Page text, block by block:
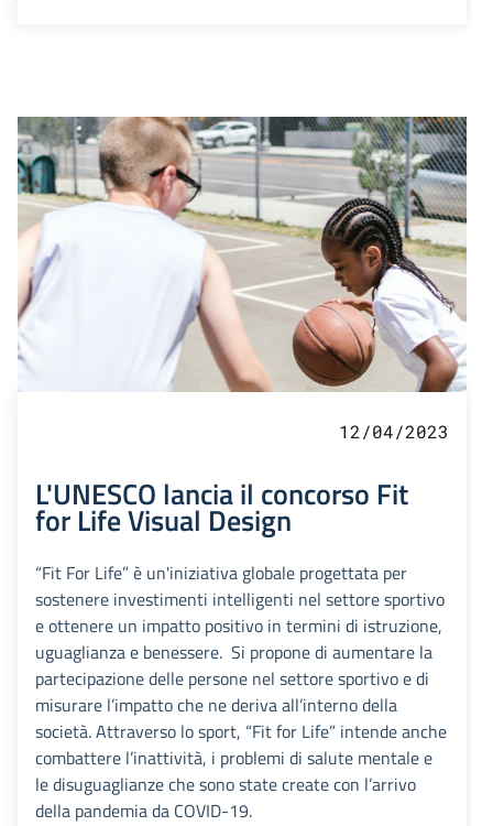
12/04/2023
L'UNESCO lancia il concorso Fit
for Life Visual Design
“Fit For Life” è un'iniziativa globale progettata per
sostenere investimenti intelligenti nel settore sportivo
e ottenere un impatto positivo in termini di istruzione,
uguaglianza e benessere. Si propone di aumentare la
partecipazione delle persone nel settore sportivo e di
misurare l’impatto che ne deriva all’interno della
società. Attraverso lo sport, “Fit for Life” intende anche
combattere l’inattività, i problemi di salute mentale e
le disuguaglianze che sono state create con l’arrivo
della pandemia da COVID-19.